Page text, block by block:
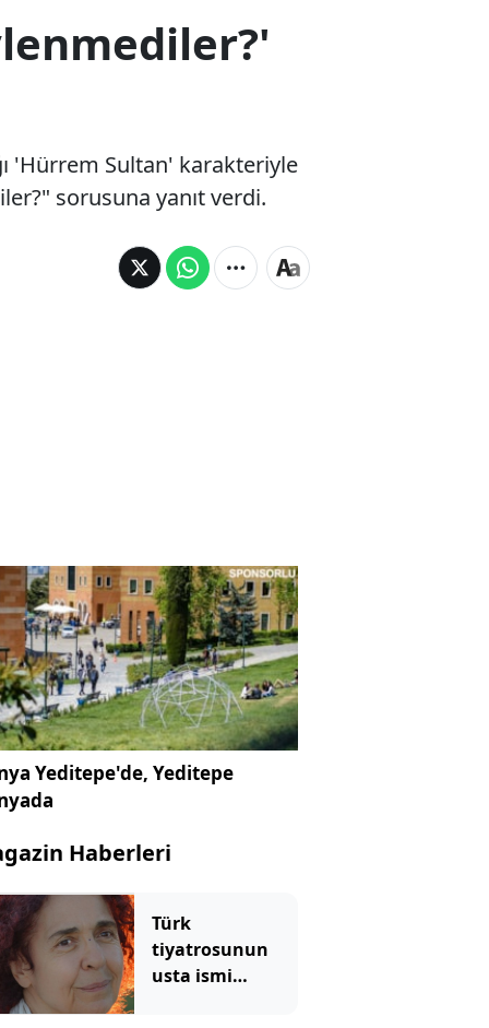
'Hürrem Sultan' karakteriyle
sorusuna yanıt verdi.
Yeditepe'de, Yeditepe
Haberleri
Türk
tiyatrosunun
usta ismi